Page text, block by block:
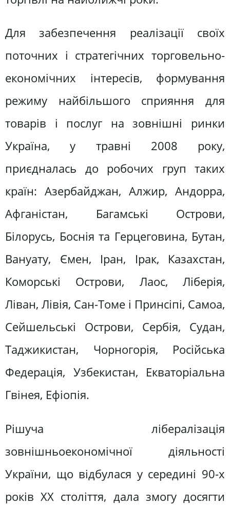
Для забезпечення реалізації своїх
поточних і стратегічних торговельно-
економічних інтересів, формування
режиму найбільшого сприяння для
товарів і послуг на зовнішні ринки
Україна, у травні 2008 року,
приєдналась до робочих груп таких
країн: Азербайджан, Алжир, Андорра,
Афганістан, Багамські Острови,
Білорусь, Боснія та Герцеговина, Бутан,
Вануату, Ємен, Іран, Ірак, Казахстан,
Коморські Острови, Лаос, Ліберія,
Ліван, Лівія, Сан-Томе і Принсіпі, Самоа,
Сейшельські Острови, Сербія, Судан,
Таджикистан, Чорногорія, Російська
Федерація, Узбекистан, Екваторіальна
Гвінея, Ефіопія.
Рішуча лібералізація
зовнішньоекономічної діяльності
України, що відбулася у середині 90-х
років ХХ століття, дала змогу досягти